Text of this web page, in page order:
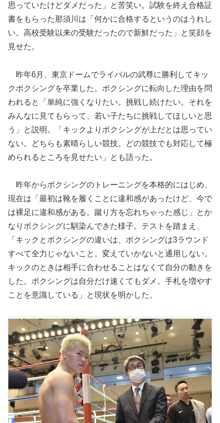
思っていたけどダメだった」と苦笑い。試験を終え合格証
書をもらった那須川は「何かに合格するというのはうれし
い。高校受験以来の受験だったので新鮮だった」と笑顔を
見せた。
昨年6月、東京ドームでライバルの武尊に勝利してキッ
クボクシングを卒業した。ボクシングに転向した理由を問
われると「単純に強くなりたい。挑戦し続けたい。それを
みんなに見てもらって、若い子たちに挑戦してほしいと思
う」と説明。「キックよりボクシングが上だとは思ってい
ない。どちらも素晴らしい競技。どの競技でも対応して極
められるところを見せたい」とも語った。
昨年からボクシングのトレーニングを本格的にはじめ、
現在は「最初は靴を履くことに違和感があったけど、今で
は裸足に違和感がある。蹴り方を忘れちゃった感じ」とか
なりボクシングに馴染んできた様子。テストを踏まえ、
「キックとボクシングの違いは、ボクシングは3ラウンド
すべて全力じゃないこと。変えていかないと通用しない。
キックのときは相手に合わせることはなくて自分の動きを
した。ボクシングは自分だけ速くてもダメ。手札を増やす
ことを意識している」と現状を明かした。